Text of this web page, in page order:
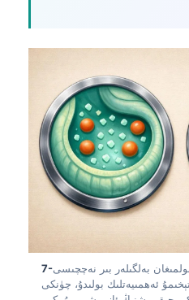
بەلگىلەر بىر نەچچىسى
ئەھمىيەتلىك بولىدۇ، چۈنكى
Português
Ελληνικά
Română
简体中文
فارسی
Български
Dansk